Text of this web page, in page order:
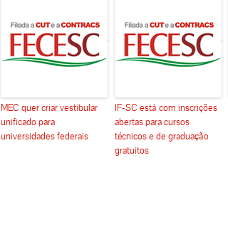
MEC quer criar vestibular
unificado para
universidades federais
IF-SC está com inscrições
abertas para cursos
técnicos e de graduação
gratuitos